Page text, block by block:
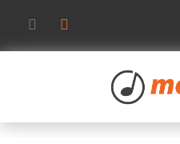
obsah